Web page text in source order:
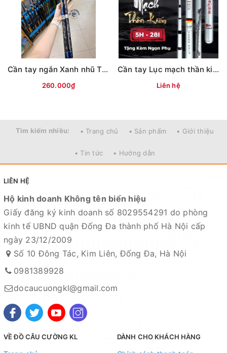
Cần tay ngắn Xanh nhũ Tím, Đen( KPZD)
260.000₫
Cần tay Lục mạch thần kiếm (Bạc) 3TT
Liên hệ
Tìm kiếm nhiều: • Trang chủ • Sản phẩm • Giới thiệu
• Tin tức • Hướng dẫn
LIÊN HỆ
Hộ kinh doanh Không tên biển hiệu
Giấy đăng ký kinh doanh số 8029554291 do phòng
kinh tế UBND quận Đống Đa thành phố Hà Nội cấp
ngày 23/12/2009
Số 10 Đông Tác, Kim Liên, Đống Đa, Hà Nội
0981389928
docaucuongkl@gmail.com
VỀ ĐỒ CÂU CƯỜNG KL DÀNH CHO KHÁCH HÀNG